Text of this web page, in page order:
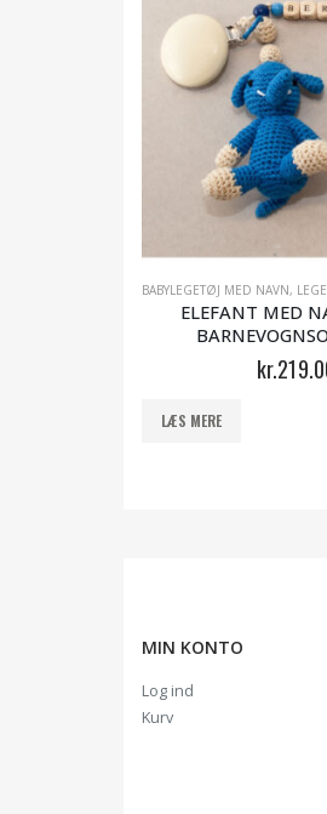
BABYLEGETØJ MED NAVN,
ELEFANT MED
kr.
LÆS MERE
MIN KONTO
Log ind
Kurv